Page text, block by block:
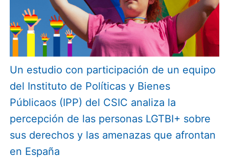
Un estudio con participación de un equipo
del Instituto de Políticas y Bienes
Públicaos (IPP) del CSIC analiza la
percepción de las personas LGTBI+ sobre
sus derechos y las amenazas que afrontan
en España